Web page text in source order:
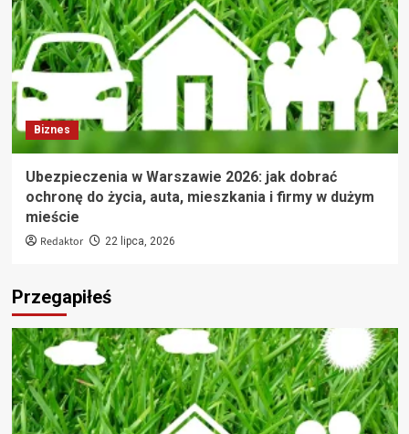
Biznes
Ubezpieczenia w Warszawie 2026: jak dobrać
ochronę do życia, auta, mieszkania i firmy w dużym
mieście
Redaktor 22 lipca, 2026
Przegapiłeś